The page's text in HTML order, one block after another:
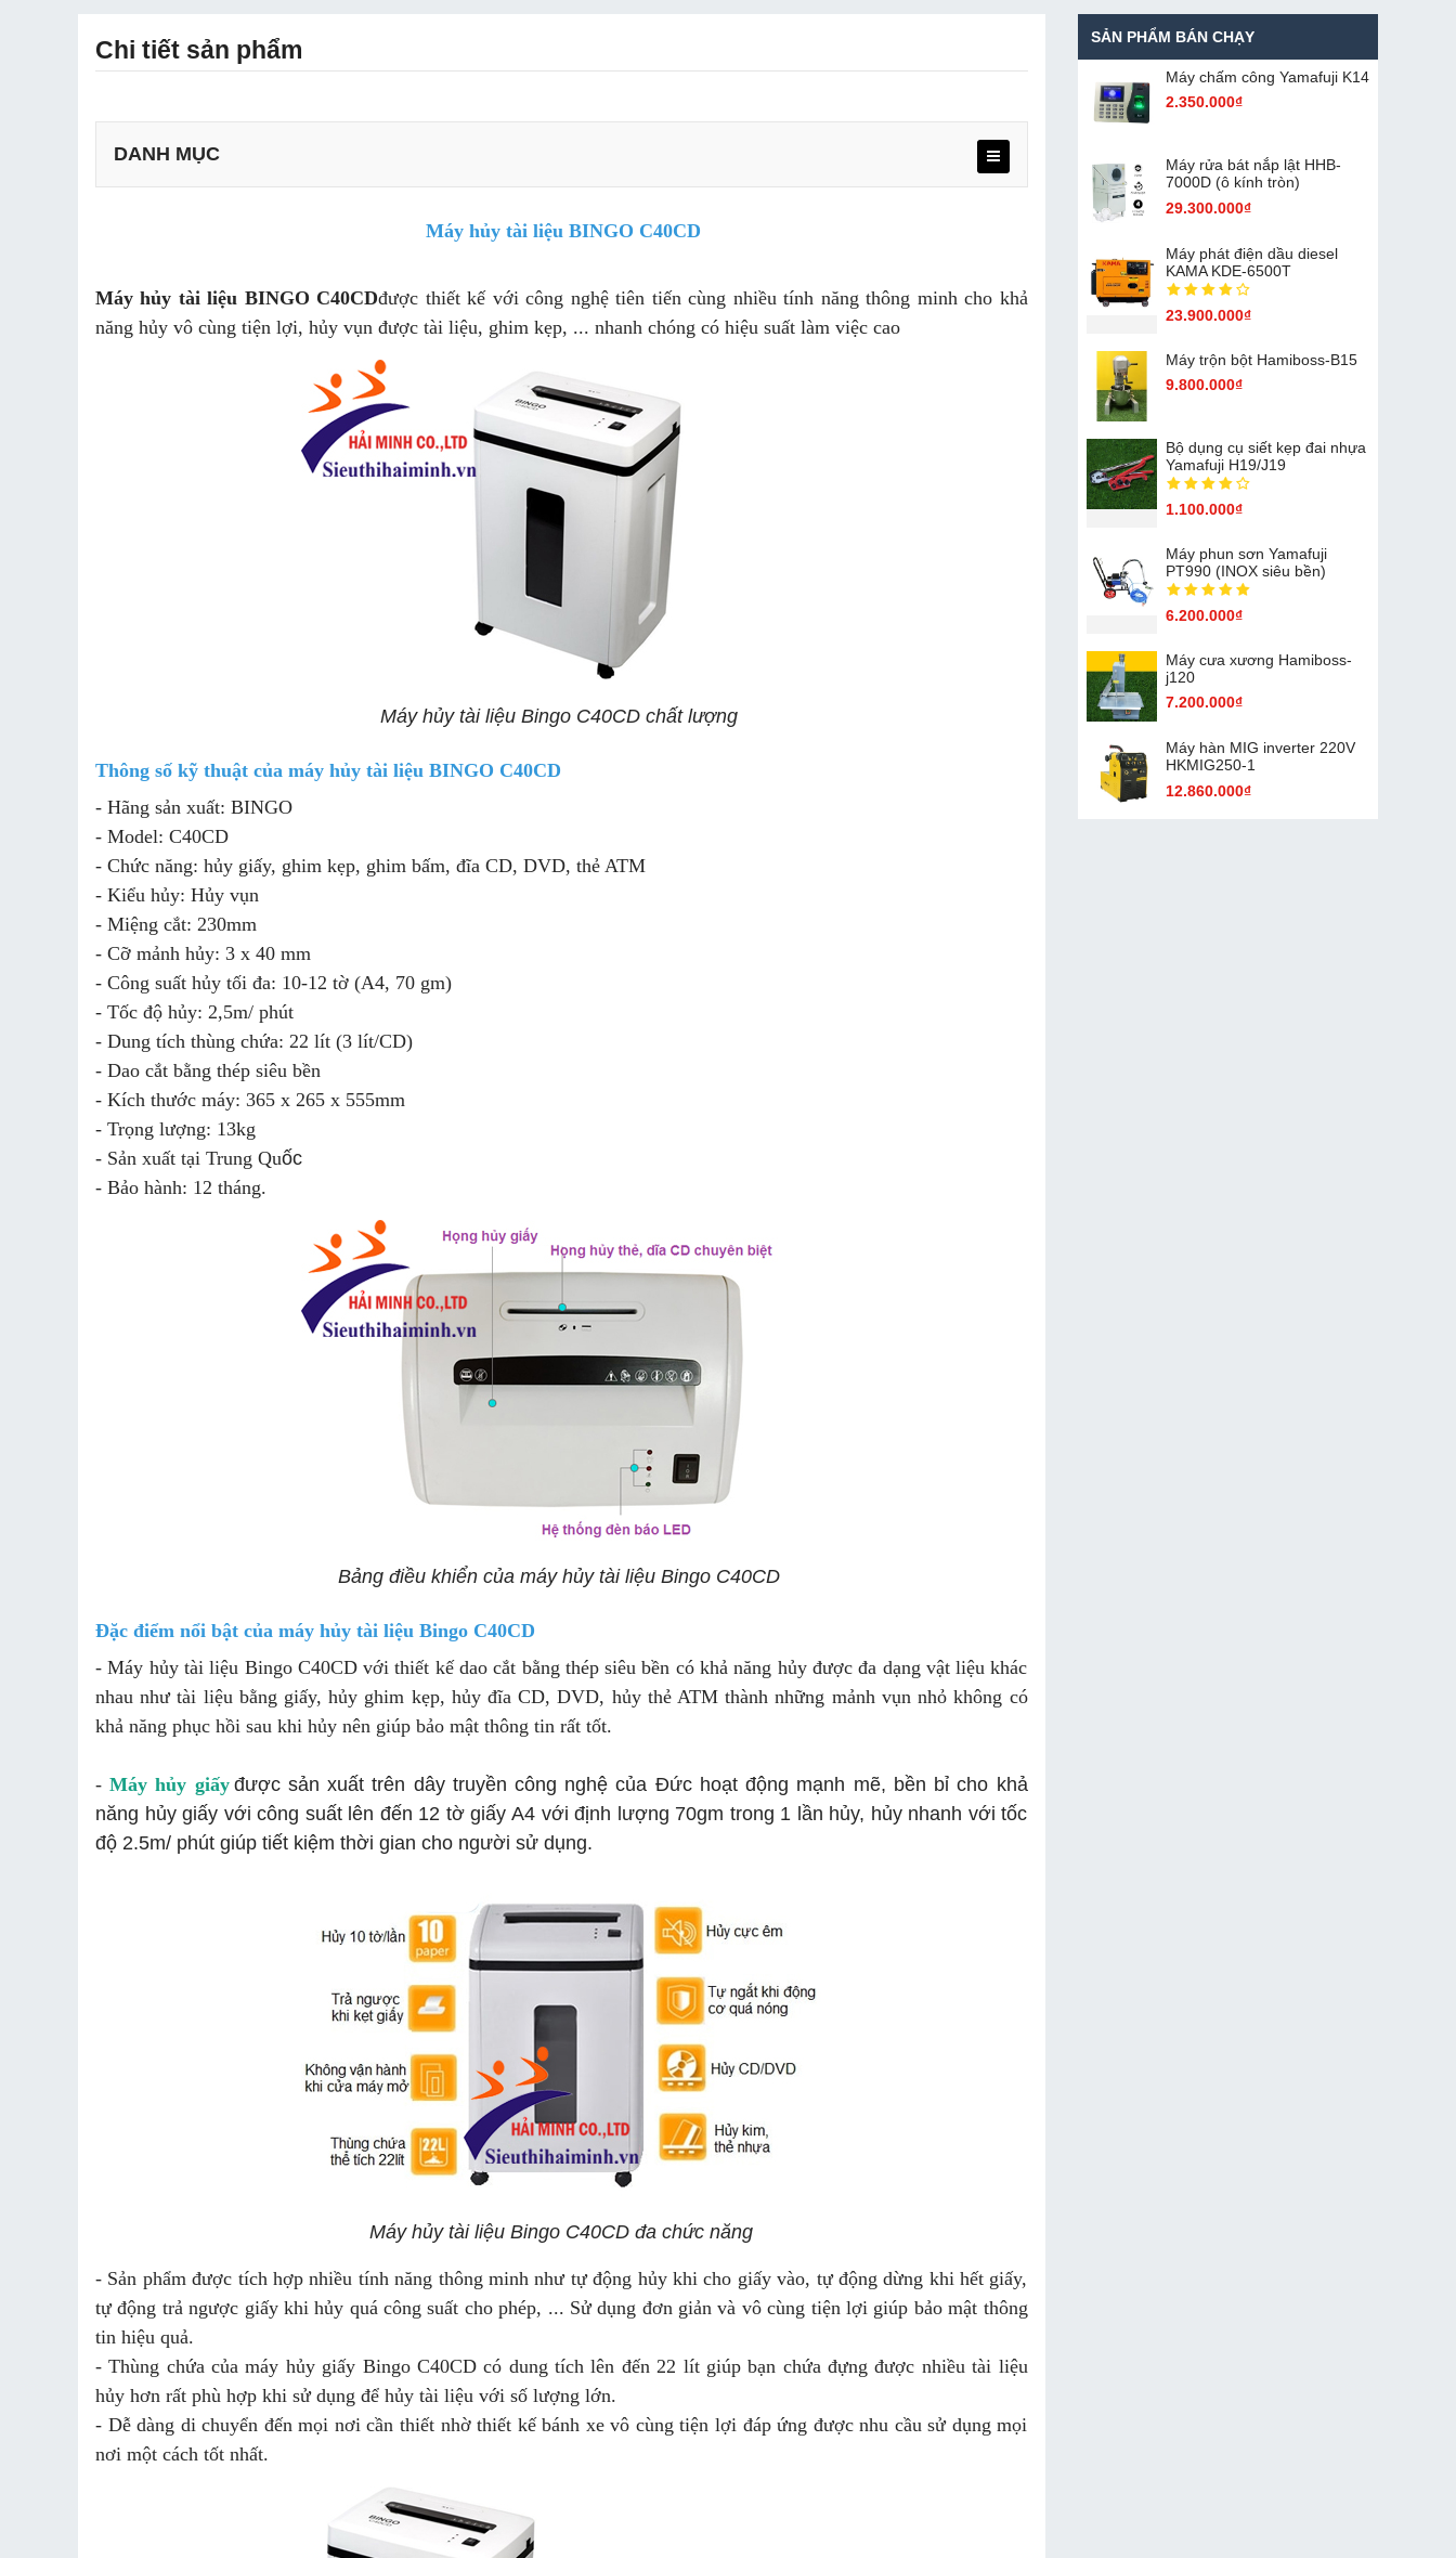
Chi tiết sản phẩm
DANH MỤC
Đặc điểm nổi bật của máy hủy tài liệu Bingo C40CDMáy hủy tài liệu BINGO C40CD
Máy hủy tài liệu BINGO C40CDđược thiết kế với công nghệ tiên tiến cùng nhiều tính năng thông minh cho khả
năng hủy vô cùng tiện lợi, hủy vụn được tài liệu, ghim kẹp, ... nhanh chóng có hiệu suất làm việc cao
Máy hủy tài liệu Bingo C40CD chất lượng
Thông số kỹ thuật của máy hủy tài liệu BINGO C40CD
- Hãng sản xuất: BINGO
- Model: C40CD
- Chức năng: hủy giấy, ghim kẹp, ghim bấm, đĩa CD, DVD, thẻ ATM
- Kiểu hủy: Hủy vụn
- Miệng cắt: 230mm
- Cỡ mảnh hủy: 3 x 40 mm
- Công suất hủy tối đa: 10-12 tờ (A4, 70 gm)
- Tốc độ hủy: 2,5m/ phút
- Dung tích thùng chứa: 22 lít (3 lít/CD)
- Dao cắt bằng thép siêu bền
- Kích thước máy: 365 x 265 x 555mm
- Trọng lượng: 13kg
- Sản xuất tại Trung Quốc
- Bảo hành: 12 tháng.
Bảng điều khiển của máy hủy tài liệu Bingo C40CD
Đặc điểm nổi bật của máy hủy tài liệu Bingo C40CD
- Máy hủy tài liệu Bingo C40CD với thiết kế dao cắt bằng thép siêu bền có khả năng hủy được đa dạng vật liệu khác
nhau như tài liệu bằng giấy, hủy ghim kẹp, hủy đĩa CD, DVD, hủy thẻ ATM thành những mảnh vụn nhỏ không có
khả năng phục hồi sau khi hủy nên giúp bảo mật thông tin rất tốt.
-Máy hủy giấy được sản xuất trên dây truyền công nghệ của Đức hoạt động mạnh mẽ, bền bỉ cho khả
năng hủy giấy với công suất lên đến 12 tờ giấy A4 với định lượng 70gm trong 1 lần hủy, hủy nhanh với tốc
độ 2.5m/ phút giúp tiết kiệm thời gian cho người sử dụng.
Máy hủy tài liệu Bingo C40CD đa chức năng
- Sản phẩm được tích hợp nhiều tính năng thông minh như tự động hủy khi cho giấy vào, tự động dừng khi hết giấy,
tự động trả ngược giấy khi hủy quá công suất cho phép, ... Sử dụng đơn giản và vô cùng tiện lợi giúp bảo mật thông
tin hiệu quả.
- Thùng chứa của máy hủy giấy Bingo C40CD có dung tích lên đến 22 lít giúp bạn chứa đựng được nhiều tài liệu
hủy hơn rất phù hợp khi sử dụng để hủy tài liệu với số lượng lớn.
- Dễ dàng di chuyển đến mọi nơi cần thiết nhờ thiết kế bánh xe vô cùng tiện lợi đáp ứng được nhu cầu sử dụng mọi
nơi một cách tốt nhất.
SẢN PHẨM BÁN CHẠY
Máy chấm cô​ng Yamafuji K14
2.350.000₫
Máy rửa bát nắp lật HHB-
7000D (ô kính tròn)
29.300.000₫
Máy phát điện dầu diesel
KAMA KDE-6500T
23.900.000₫
Máy trộn bột Hamiboss-B15
9.800.000₫
Bộ dụng cụ siết kẹp đai nhựa
Yamafuji H19/J19
1.100.000₫
Máy phun sơn Yamafuji
PT990 (INOX siêu bền)
6.200.000₫
Máy cưa xương Hamiboss-
j120
7.200.000₫
Máy hàn MIG inverter 220V
HKMIG250-1
12.860.000₫